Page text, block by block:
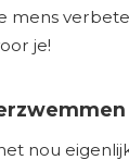
mens
je!
nou